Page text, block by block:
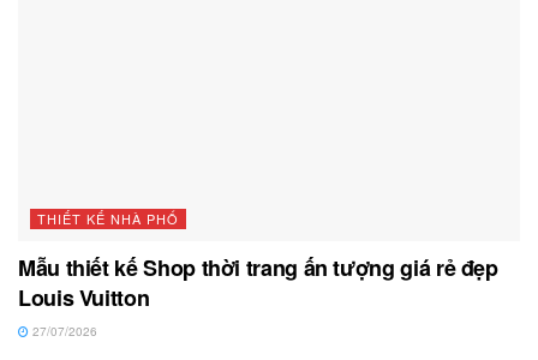
THIẾT KẾ NHÀ PHỐ
Mẫu thiết kế Shop thời trang ấn tượng giá rẻ đẹp
Louis Vuitton
27/07/2026